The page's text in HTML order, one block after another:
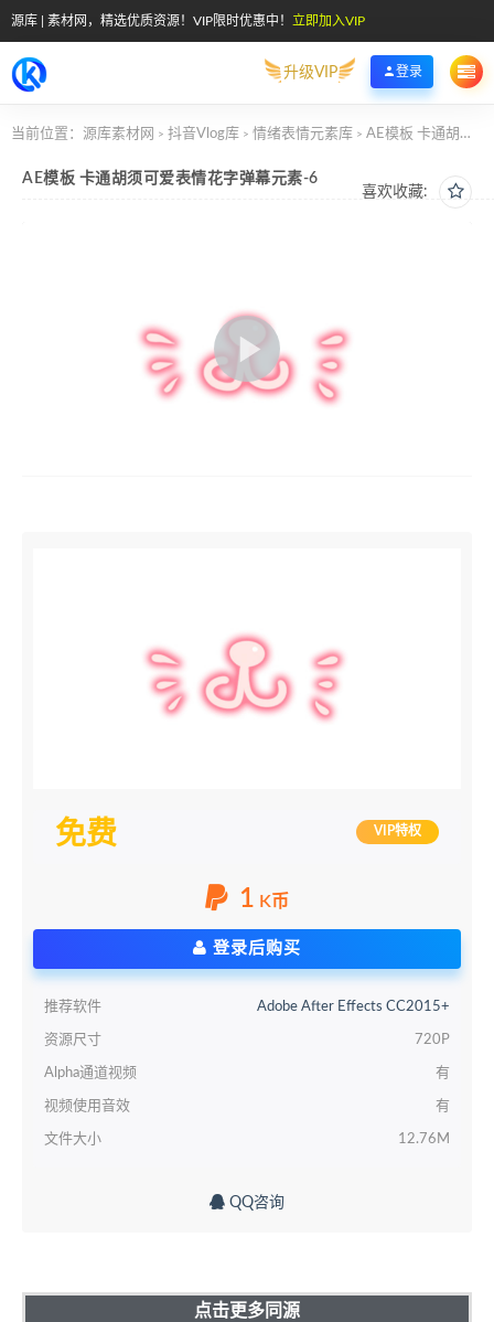
源库 | 素材网，精选优质资源！VIP限时优惠中！ 立即加入VIP
升级VIP 登录
当前位置： 源库素材网 > 抖音Vlog库 > 情绪表情元素库 > AE模板 卡通胡须可爱表情花字弹幕元素-6
喜欢收藏:
AE模板 卡通胡须可爱表情花字弹幕元素-6
免费 VIP特权
1 K币
登录后购买
推荐软件 Adobe After Effects CC2015+
资源尺寸 720P
Alpha通道视频 有
视频使用音效 有
文件大小 12.76M
QQ咨询
点击更多同源